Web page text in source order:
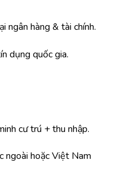
ngân hàng & tài chính.
dụng quốc gia.
cư trú + thu nhập.
ngoài hoặc Việt Nam